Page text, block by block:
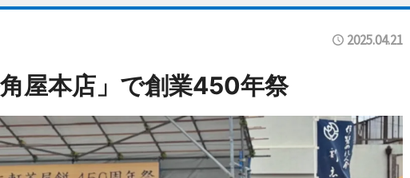
2025.04.21
屋本店」で創業450年祭